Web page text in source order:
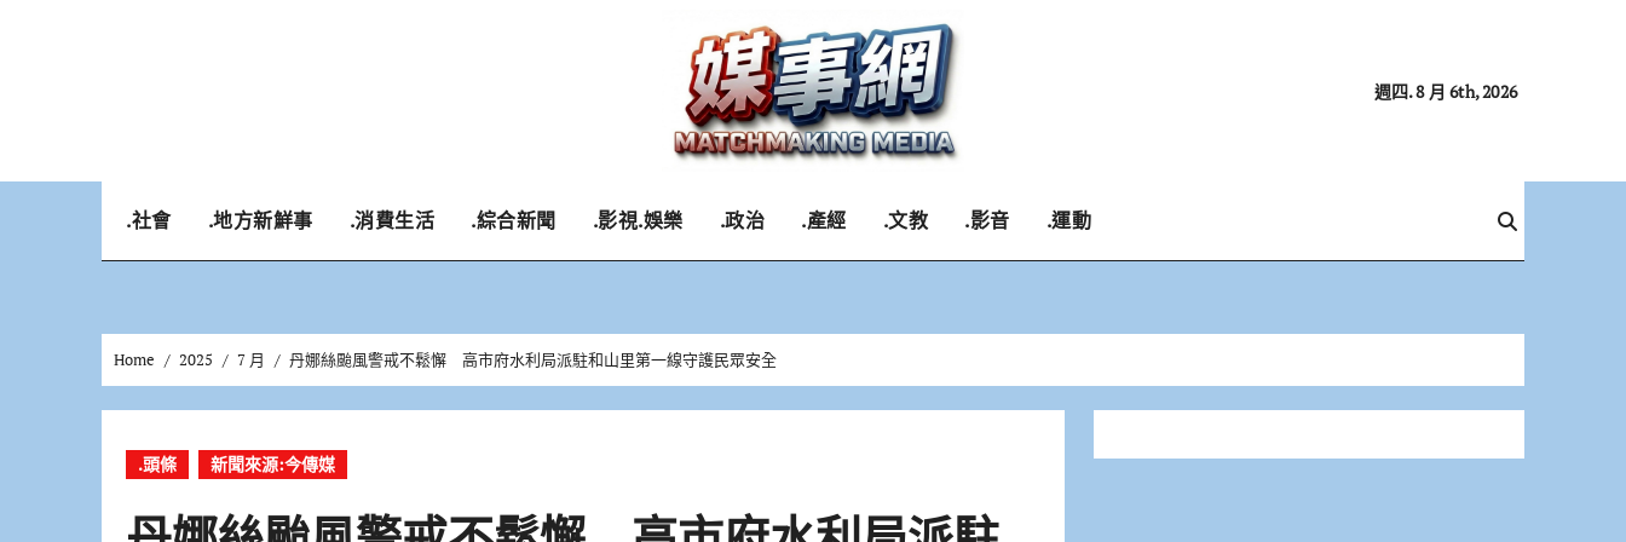
週四. 8 月 6th, 2026
.社會 .地方新鮮事 .消費生活 .綜合新聞 .影視.娛樂 .政治 .產經 .文教 .影音 .運動
Home 2025 7 月 丹娜絲颱風警戒不鬆懈 高市府水利局派駐和山里第一線守護民眾安全
.頭條 新聞來源:今傳媒